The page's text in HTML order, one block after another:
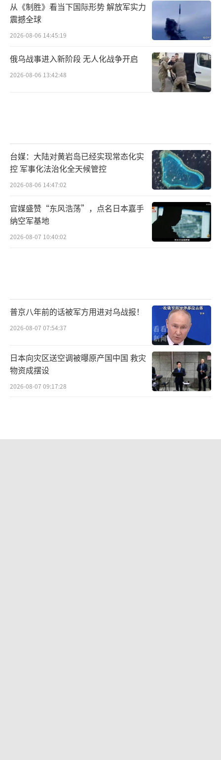
从《制胜》看当下国际形势 解放军实力
震撼全球
2026-08-06 14:45:19
俄乌战事进入新阶段 无人化战争开启
2026-08-06 13:42:48
台媒：大陆对黄岩岛已经实现常态化实
控 军事化法治化全天候管控
2026-08-06 14:47:02
官媒盛赞“东风浩荡”，点名日本嘉手
纳空军基地
2026-08-07 10:40:02
普京八年前的话被军方用进对乌战报！
2026-08-07 07:54:37
日本向灾区送空调被曝原产国中国 救灾
物资成摆设
2026-08-07 09:17:28